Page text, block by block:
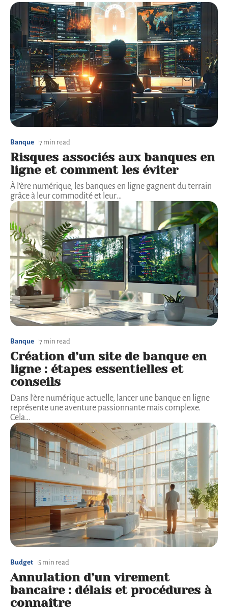
Banque 7 min read
Risques associés aux banques en
ligne et comment les éviter
À l'ère numérique, les banques en ligne gagnent du terrain
grâce à leur commodité et leur…
Banque 7 min read
Création d’un site de banque en
ligne : étapes essentielles et
conseils
Dans l'ère numérique actuelle, lancer une banque en ligne
représente une aventure passionnante mais complexe.
Cela…
Budget 5 min read
Annulation d’un virement
bancaire : délais et procédures à
connaître